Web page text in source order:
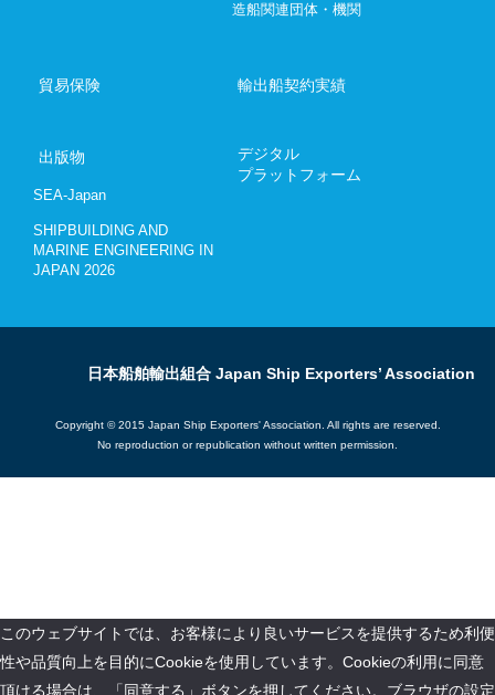
造船関連団体・機関
貿易保険 輸出船契約実績
出版物
SEA-Japan
SHIPBUILDING AND
MARINE ENGINEERING IN
JAPAN 2026
デジタル
プラットフォーム
日本船舶輸出組合 Japan Ship Exporters’ Association
Copyright © 2015 Japan Ship Exporters' Association. All rights are reserved.
No reproduction or republication without written permission.
このウェブサイトでは、お客様により良いサービスを提供するため利便
性や品質向上を目的にCookieを使用しています。Cookieの利用に同意
頂ける場合は、「同意する」ボタンを押してください。ブラウザの設定